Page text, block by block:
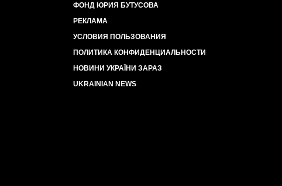
ФОНД ЮРИЯ БУТУСОВА
РЕКЛАМА
УСЛОВИЯ ПОЛЬЗОВАНИЯ
ПОЛИТИКА КОНФИДЕНЦИАЛЬНОСТИ
НОВИНИ УКРАЇНИ ЗАРАЗ
UKRAINIAN NEWS